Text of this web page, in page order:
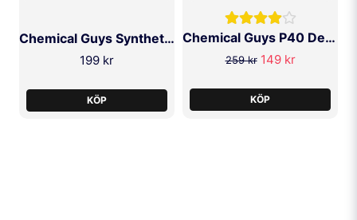
Chemical Guys Synthetic Quick Detailer 473ml
199 kr
KÖP
Chemical Guys P40 Detailer Sprayable Carnauba 473ml
259 kr 149 kr
KÖP